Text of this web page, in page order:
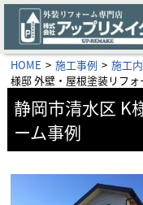
HOME 施工事例 施工
様邸 外壁・屋根塗装リフォ
静岡市清水区 K
ーム事例